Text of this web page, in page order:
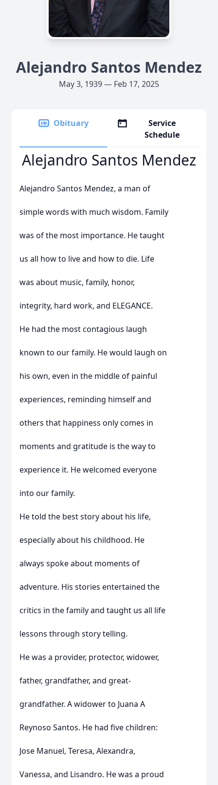
Alejandro Santos Mendez
May 3, 1939 — Feb 17, 2025
Obituary
Service
Schedule
Alejandro Santos Mendez
Alejandro Santos Mendez, a man of
simple words with much wisdom. Family
was of the most importance. He taught
us all how to live and how to die. Life
was about music, family, honor,
integrity, hard work, and ELEGANCE.
He had the most contagious laugh
known to our family. He would laugh on
his own, even in the middle of painful
experiences, reminding himself and
others that happiness only comes in
moments and gratitude is the way to
experience it. He welcomed everyone
into our family.
He told the best story about his life,
especially about his childhood. He
always spoke about moments of
adventure. His stories entertained the
critics in the family and taught us all life
lessons through story telling.
He was a provider, protector, widower,
father, grandfather, and great-
grandfather. A widower to Juana A
Reynoso Santos. He had five children:
Jose Manuel, Teresa, Alexandra,
Vanessa, and Lisandro. He was a proud